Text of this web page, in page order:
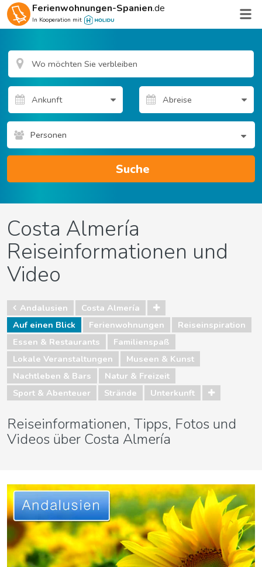
Ferienwohnungen-Spanien.de
In Kooperation mit
Personen
Suche
Costa Almería
Reiseinformationen und
Video
Andalusien
Costa Almería
Auf einen Blick
Ferienwohnungen
Reiseinspiration
Essen & Restaurants
Familienspaß
Lokale Veranstaltungen
Museen & Kunst
Nachtleben & Bars
Natur & Freizeit
Sport & Abenteuer
Strände Unterkunft
Reiseinformationen, Tipps, Fotos und
Videos über Costa Almería